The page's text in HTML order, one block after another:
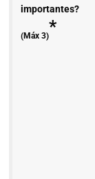
importantes?
(Máx 3)*